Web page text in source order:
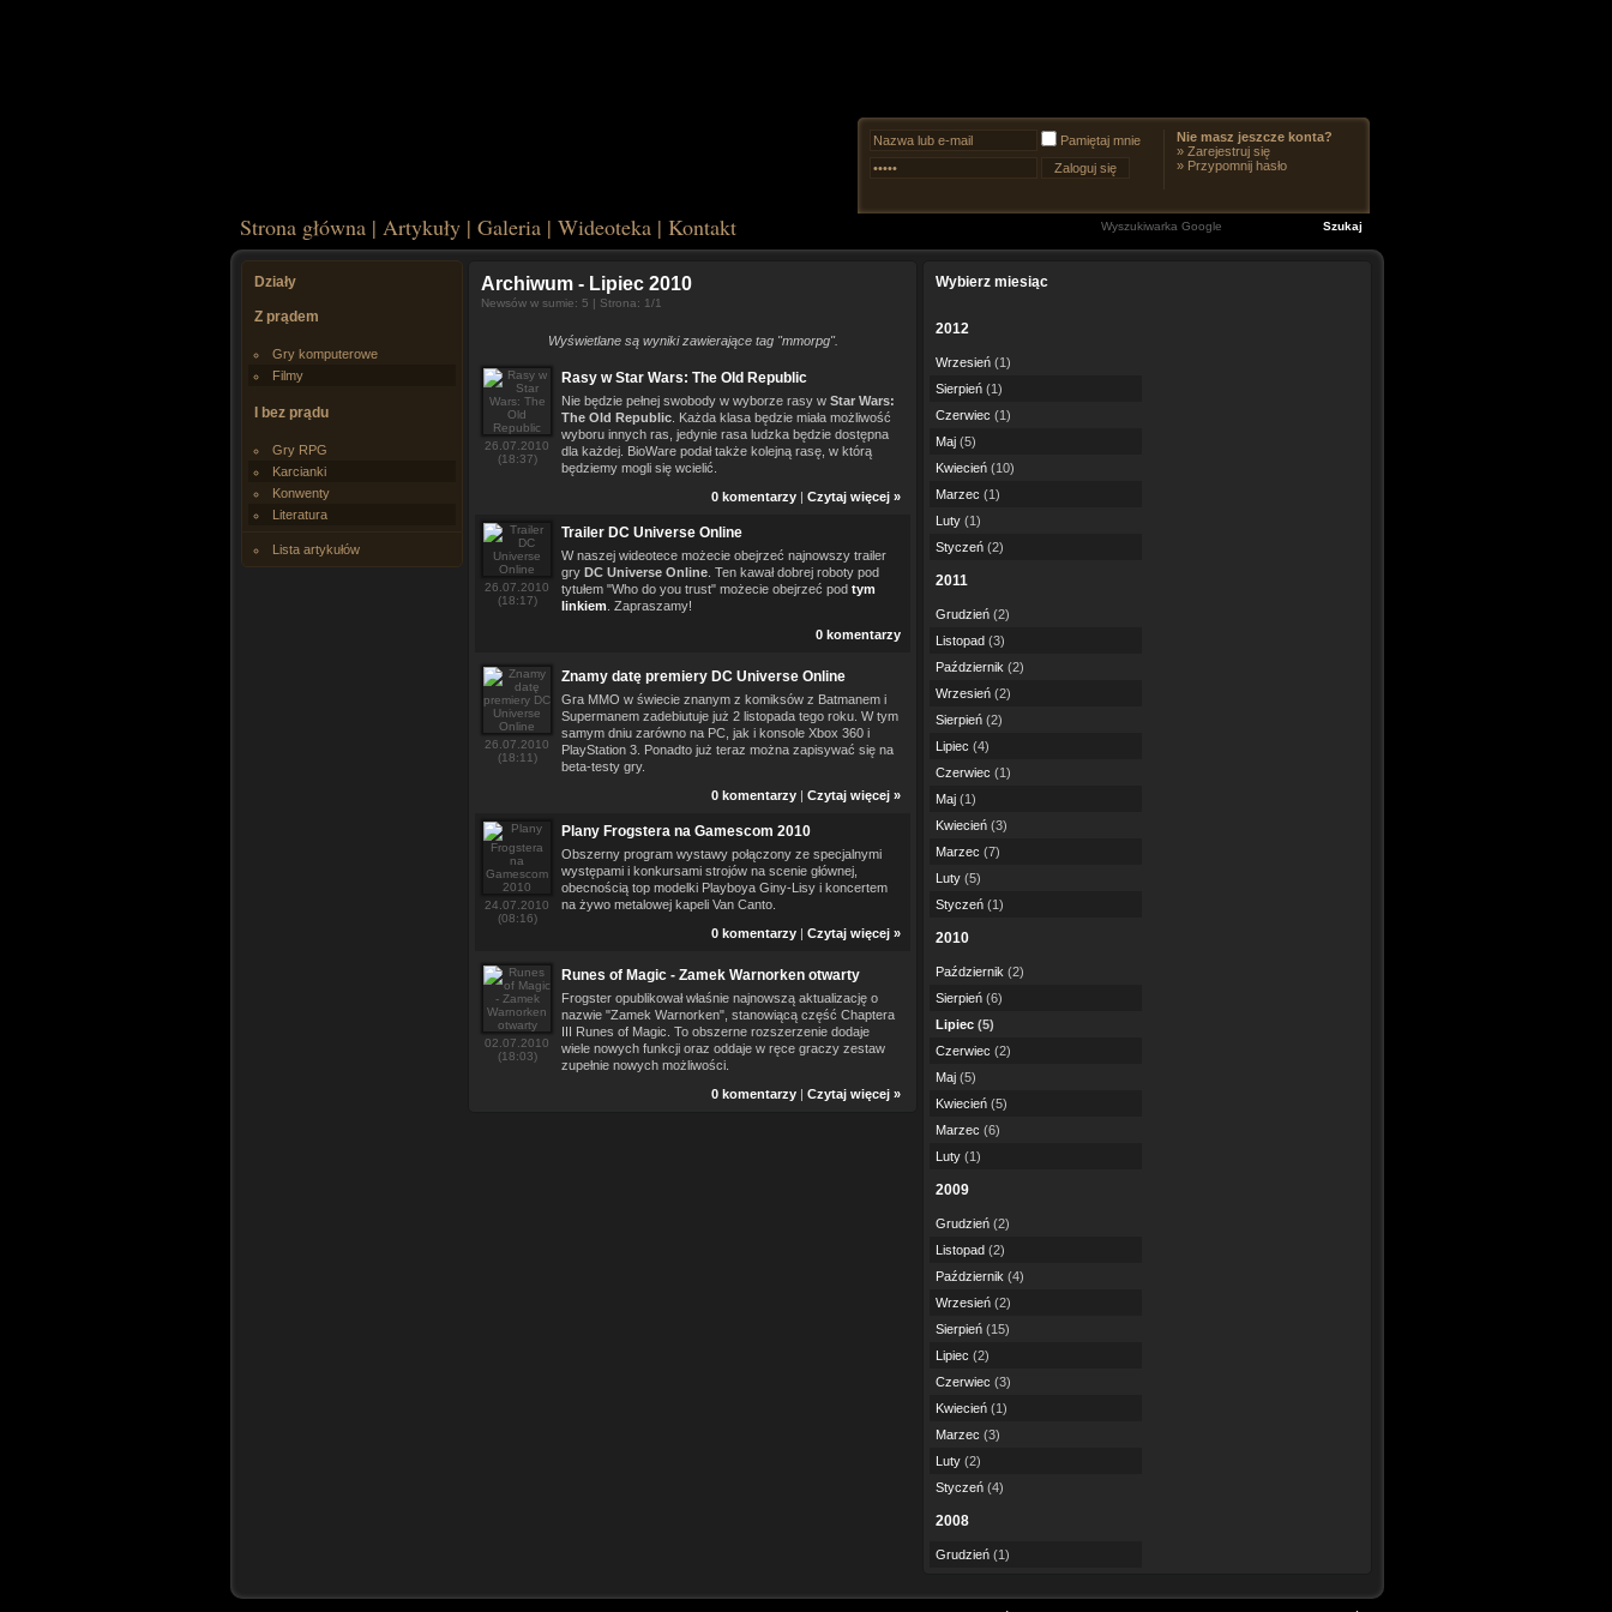
Pamiętaj mnie
Nie masz jeszcze konta?
» Zarejestruj się
» Przypomnij hasło
Strona główna | Artykuły | Galeria | Wideoteka | Kontakt
Działy
Z prądem
Gry komputerowe
Filmy
I bez prądu
Gry RPG
Karcianki
Konwenty
Literatura
Lista artykułów
Archiwum - Lipiec 2010
Newsów w sumie: 5 | Strona: 1/1
Wyświetlane są wyniki zawierające tag "mmorpg".
26.07.2010
(18:37)
Rasy w Star Wars: The Old Republic
Nie będzie pełnej swobody w wyborze rasy w Star Wars:
The Old Republic . Każda klasa będzie miała możliwość
wyboru innych ras, jedynie rasa ludzka będzie dostępna
dla każdej. BioWare podał także kolejną rasę, w którą
będziemy mogli się wcielić.
0 komentarzy | Czytaj więcej »
26.07.2010
(18:17)
Trailer DC Universe Online
W naszej wideotece możecie obejrzeć najnowszy trailer
gry DC Universe Online . Ten kawał dobrej roboty pod
tytułem "Who do you trust" możecie obejrzeć pod tym
linkiem . Zapraszamy!
0 komentarzy
26.07.2010
(18:11)
Znamy datę premiery DC Universe Online
Gra MMO w świecie znanym z komiksów z Batmanem i
Supermanem zadebiutuje już 2 listopada tego roku. W tym
samym dniu zarówno na PC, jak i konsole Xbox 360 i
PlayStation 3. Ponadto już teraz można zapisywać się na
beta-testy gry.
0 komentarzy | Czytaj więcej »
24.07.2010
(08:16)
Plany Frogstera na Gamescom 2010
Obszerny program wystawy połączony ze specjalnymi
występami i konkursami strojów na scenie głównej,
obecnością top modelki Playboya Giny-Lisy i koncertem
na żywo metalowej kapeli Van Canto.
0 komentarzy | Czytaj więcej »
02.07.2010
(18:03)
Runes of Magic - Zamek Warnorken otwarty
Frogster opublikował właśnie najnowszą aktualizację o
nazwie "Zamek Warnorken", stanowiącą część Chaptera
III Runes of Magic. To obszerne rozszerzenie dodaje
wiele nowych funkcji oraz oddaje w ręce graczy zestaw
zupełnie nowych możliwości.
0 komentarzy | Czytaj więcej »
Wybierz miesiąc
2012
Wrzesień (1)
Sierpień (1)
Czerwiec (1)
Maj (5)
Kwiecień (10)
Marzec (1)
Luty (1)
Styczeń (2)
2011
Grudzień (2)
Listopad (3)
Październik (2)
Wrzesień (2)
Sierpień (2)
Lipiec (4)
Czerwiec (1)
Maj (1)
Kwiecień (3)
Marzec (7)
Luty (5)
Styczeń (1)
2010
Październik (2)
Sierpień (6)
Lipiec (5)
Czerwiec (2)
Maj (5)
Kwiecień (5)
Marzec (6)
Luty (1)
2009
Grudzień (2)
Listopad (2)
Październik (4)
Wrzesień (2)
Sierpień (15)
Lipiec (2)
Czerwiec (3)
Kwiecień (1)
Marzec (3)
Luty (2)
Styczeń (4)
2008
Grudzień (1)